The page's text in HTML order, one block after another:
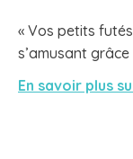
« Vos petits
s’amusant
En savoir plus